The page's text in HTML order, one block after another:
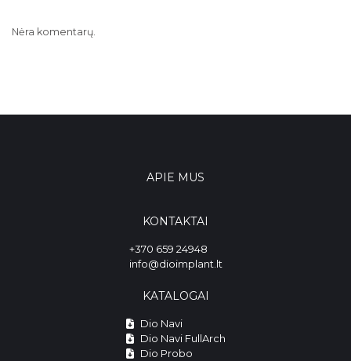
Nėra komentarų.
APIE MUS
KONTAKTAI
+370 659 24948
info@dioimplant.lt
KATALOGAI
Dio Navi
Dio Navi FullArch
Dio Probo